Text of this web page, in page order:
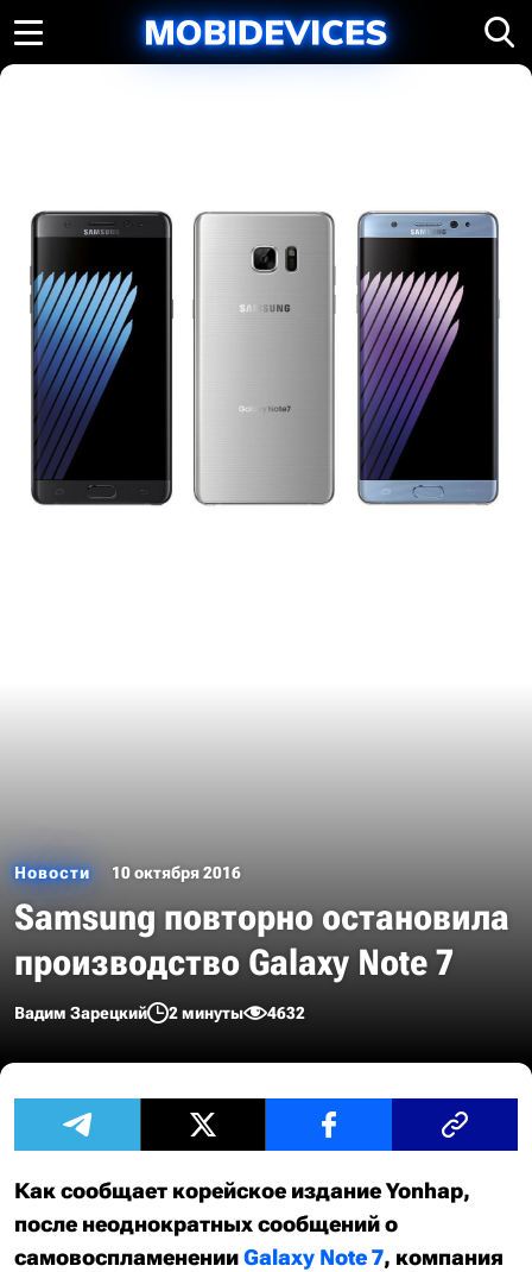
Новости 10 октября 2016
Samsung повторно остановила
производство Galaxy Note 7
Вадим Зарецкий 2 минуты 4632
Как сообщает корейское издание Yonhap,
после неоднократных сообщений о
самовоспламененииGalaxy Note 7, компания